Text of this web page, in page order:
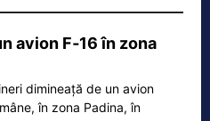
avion F‑16 în zona
dimineață de un avion
în zona Padina, în